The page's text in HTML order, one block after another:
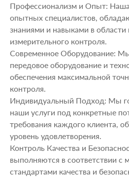
Профессионализм и Опыт:
опытных специалистов,
знаниями и навыками в области
измерительного контроля.
Современное Оборудование:
передовое оборудование и
обеспечения максимальной
контроля.
Индивидуальный Подход: Мы
наши услуги под конкретные
требования каждого клиента,
уровень удовлетворения.
Контроль Качества и
выполняются в соответствии
стандартами качества и